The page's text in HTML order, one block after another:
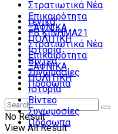
Στρατιωτικά Νέα
Επικαιρότητα
ΞΑΦΝΙΚΑ
ΠΟΛΙΤΙΚΗ
Ιστορία
Βίντεο
Συνωμοσίες
Πρόσωπα
No Result
View All Result
Γενικά
FB ΚΙΝΗΜΑ21
Στρατιωτικά Νέα
Επικαιρότητα
ΞΑΦΝΙΚΑ
ΠΟΛΙΤΙΚΗ
Ιστορία
Βίντεο
Συνωμοσίες
Πρόσωπα